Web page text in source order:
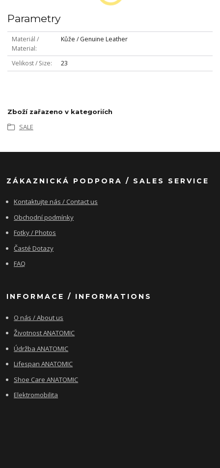
Parametry
Materiál /
Material
Kůže / Genuine Leather
Velikost / Size 23
Zboží zařazeno v kategoriích
SALE
ZÁKAZNICKÁ PODPORA / SALES SERVICE
Kontaktujte nás / Contact us
Obchodní podmínky
Fotky / Photos
Časté Dotazy
FAQ
INFORMACE / INFORMATIONS
O nás / About us
Životnost ANATOMIC
Údržba ANATOMIC
Lifespan ANATOMIC
Shoe Care ANATOMIC
Elektromobilita